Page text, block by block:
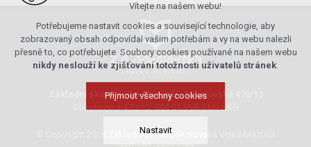
Základní škola Velké Meziříčí, Sokolovská 470/13
Sokolovská 470/13, 594 01 Velké Meziříčí
© Copyright 2026 Základní škola Sokolovská Velké Meziříčí
Vítejte na našem webu!
Potřebujeme nastavit cookies a související technologie, aby
zobrazovaný obsah odpovídal vašim potřebám a vy na webu nalezli
přesně to, co potřebujete. Soubory cookies používané na našem webu
nikdy neslouží ke zjišťování totožnosti uživatelů stránek.
Přijmout všechny cookies
Nastavit